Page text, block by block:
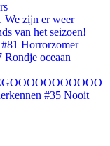
We zijn er weer
van het seizoen!
Horrorzomer
oceaan
#35 Nooit